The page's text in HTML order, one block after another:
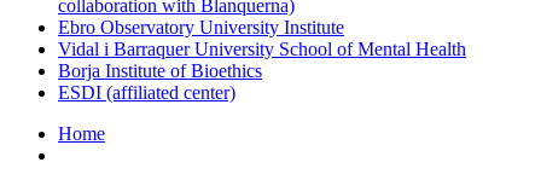
collaboration with Blanquerna)
Ebro Observatory University Institute
Vidal i Barraquer University School of Mental Health
Borja Institute of Bioethics
ESDI (affiliated center)
Home